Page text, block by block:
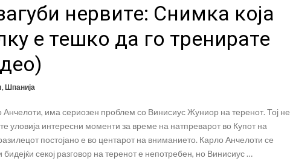
нервите: Снимка која
е тешко да го тренирате
Шпанија
има сериозен проблем со Винисиус Жуниор на теренот. Тој не
уловија интересни моменти за време на натпреварот во Купот на
постојано е во центарот на вниманието. Карло Анчелоти се
секој разговор на теренот е непотребен, но Винисиус …